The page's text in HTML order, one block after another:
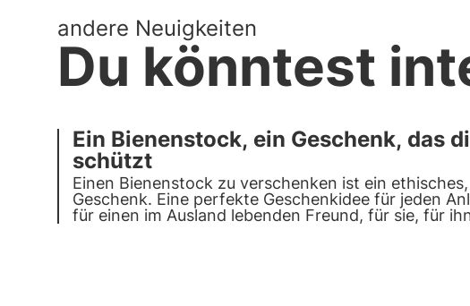
andere Neuigkeiten
Du könntest
Ein Bienenstock, ein Geschenk, das
schützt
Einen Bienenstock zu verschenken ist ein
Geschenk. Eine perfekte Geschenkidee für jeden
für einen im Ausland lebenden Freund, für sie, für